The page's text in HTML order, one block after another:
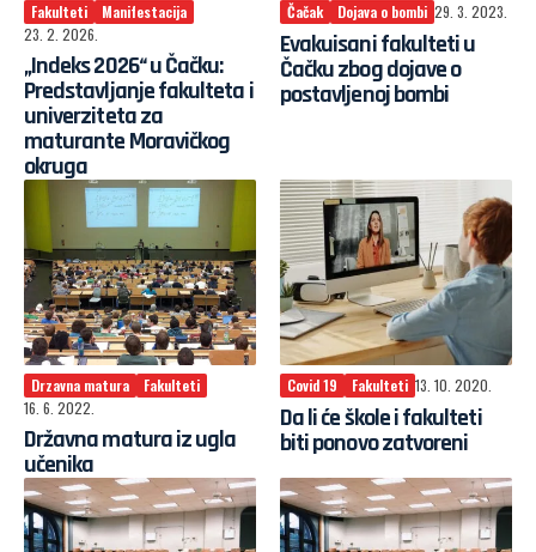
Fakulteti
Manifestacija
23. 2. 2026.
„Indeks 2026“ u Čačku:
Predstavljanje fakulteta i
univerziteta za
maturante Moravičkog
okruga
Čačak Dojava o bombi 29. 3. 2023.
Evakuisani fakulteti u
Čačku zbog dojave o
postavljenoj bombi
Drzavna matura
Fakulteti
16. 6. 2022.
Državna matura iz ugla
učenika
Covid 19 Fakulteti 13. 10. 2020.
Da li će škole i fakulteti
biti ponovo zatvoreni